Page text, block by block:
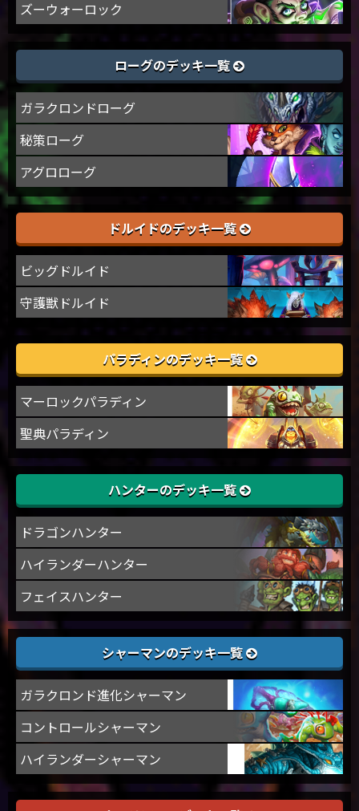
ズーウォーロック
ローグのデッキ一覧
ガラクロンドローグ
秘策ローグ
アグロローグ
ドルイドのデッキ一覧
ビッグドルイド
守護獣ドルイド
パラディンのデッキ一覧
マーロックパラディン
聖典パラディン
ハンターのデッキ一覧
ドラゴンハンター
ハイランダーハンター
フェイスハンター
シャーマンのデッキ一覧
ガラクロンド進化シャーマン
コントロールシャーマン
ハイランダーシャーマン